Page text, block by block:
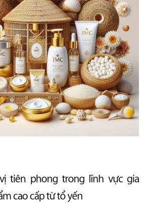
tiên phong trong lĩnh vực gia
cao cấp từ tổ yến